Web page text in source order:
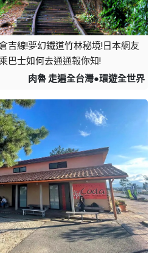
吉線!夢幻鐵道竹林秘境!日本網友
巴士如何去通通報你知!
肉魯 走遍全台灣●環遊全世界